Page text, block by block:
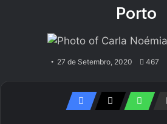
Porto
27 de Setembro, 2020 467